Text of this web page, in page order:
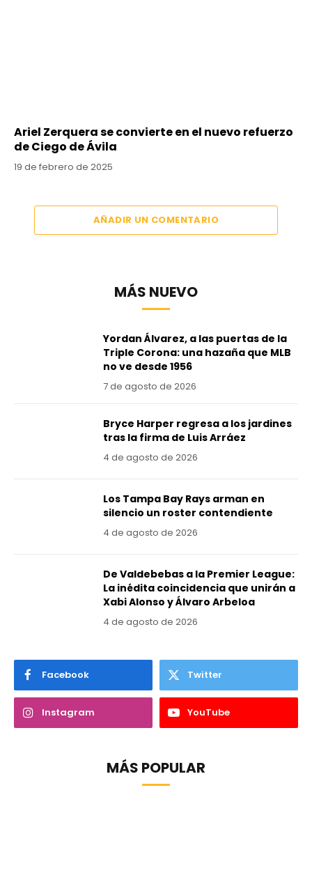
Ariel Zerquera se convierte en el nuevo refuerzo
de Ciego de Ávila
19 de febrero de 2025
AÑADIR UN COMENTARIO
MÁS NUEVO
Yordan Álvarez, a las puertas de la
Triple Corona: una hazaña que MLB
no ve desde 1956
7 de agosto de 2026
Bryce Harper regresa a los jardines
tras la firma de Luis Arráez
4 de agosto de 2026
Los Tampa Bay Rays arman en
silencio un roster contendiente
4 de agosto de 2026
De Valdebebas a la Premier League:
La inédita coincidencia que unirán a
Xabi Alonso y Álvaro Arbeloa
4 de agosto de 2026
Facebook Twitter
Instagram YouTube
MÁS POPULAR